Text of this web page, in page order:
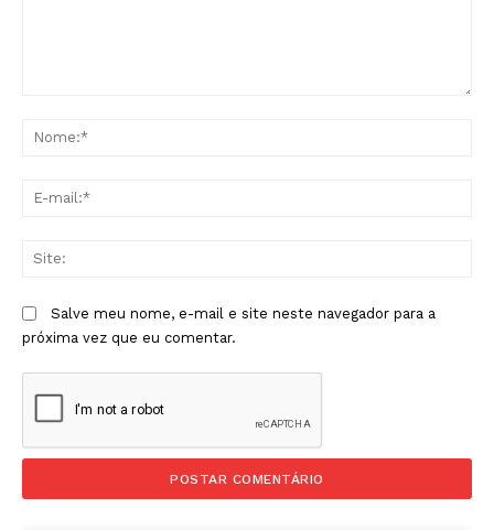
Salve meu nome, e-mail e site neste navegador para a
próxima vez que eu comentar.